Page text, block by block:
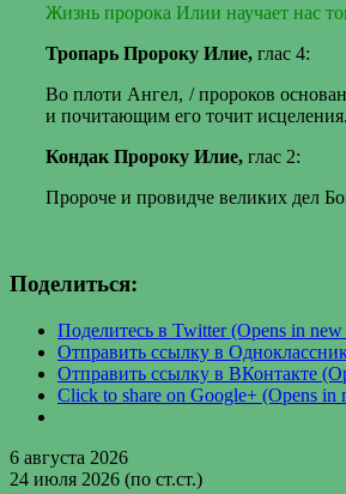
Жизнь пророка Илии научает нас
Тропарь Пророку Илие, глас 4:
Во плоти Ангел, / пророков
и почитающим его точит исцеления.
Кондак Пророку Илие, глас 2:
Пророче и провидче великих дел
Поделиться:
Поделитесь в Twitter (Opens in
Отправить ссылку в
Отправить ссылку в ВКонтакте
Click to share on Google+ (Opens in
6 августа 2026
24 июля 2026 (по ст.ст.)